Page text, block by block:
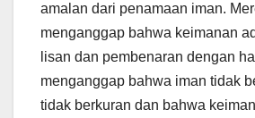
amalan dari penamaan iman.
menganggap bahwa keimanan
lisan dan pembenaran dengan
menganggap bahwa iman tidak
tidak berkuran dan bahwa